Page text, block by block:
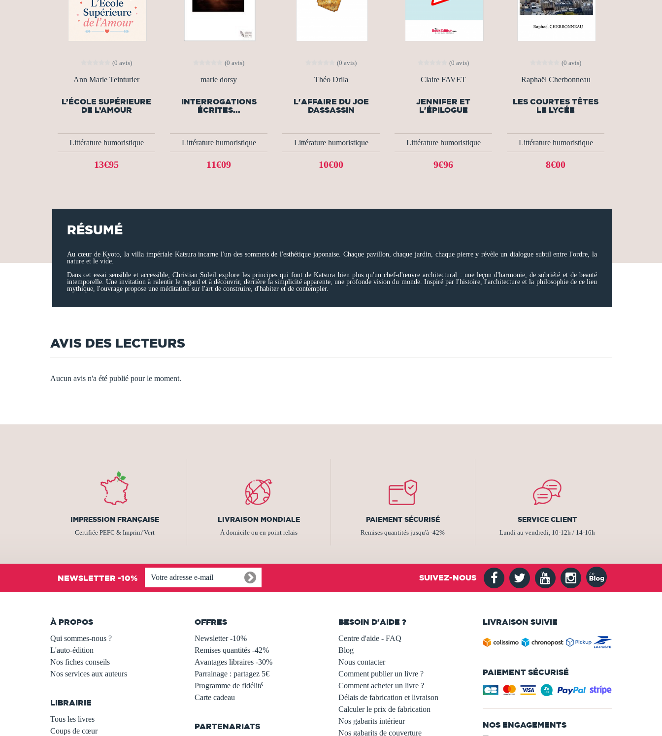
(0 avis)
Ann Marie Teinturier
L’ÉCOLE SUPÉRIEURE
DE L’AMOUR
Littérature humoristique
13€95
(0 avis)
marie dorsy
INTERROGATIONS
ÉCRITES...
Littérature humoristique
11€09
(0 avis)
Théo Drila
L'AFFAIRE DU JOE
DASSASSIN
Littérature humoristique
10€00
(0 avis)
Claire FAVET
JENNIFER ET
L'ÉPILOGUE
Littérature humoristique
9€96
(0 avis)
Raphaël Cherbonneau
LES COURTES TÊTES
LE LYCÉE
Littérature humoristique
8€00
RÉSUMÉ
Au cœur de Kyoto, la villa impériale Katsura incarne l'un des sommets de l'esthétique japonaise. Chaque pavillon, chaque jardin, chaque pierre y révèle un dialogue subtil entre l'ordre, la
nature et le vide.
Dans cet essai sensible et accessible, Christian Soleil explore les principes qui font de Katsura bien plus qu'un chef-d'œuvre architectural : une leçon d'harmonie, de sobriété et de beauté
intemporelle. Une invitation à ralentir le regard et à découvrir, derrière la simplicité apparente, une profonde vision du monde. Inspiré par l'histoire, l'architecture et la philosophie de ce lieu
mythique, l'ouvrage propose une méditation sur l'art de construire, d'habiter et de contempler.
AVIS DES LECTEURS
Aucun avis n'a été publié pour le moment.
IMPRESSION FRANÇAISE
Certifiée PEFC & Imprim’Vert
LIVRAISON MONDIALE
À domicile ou en point relais
PAIEMENT SÉCURISÉ
Remises quantités jusqu'à -42%
SERVICE CLIENT
Lundi au vendredi, 10-12h / 14-16h
NEWSLETTER -10% SUIVEZ-NOUS
À PROPOS
Qui sommes-nous ?
L'auto-édition
Nos fiches conseils
Nos services aux auteurs
LIBRAIRIE
Tous les livres
Coups de cœur
OFFRES
Newsletter -10%
Remises quantités -42%
Avantages libraires -30%
Parrainage : partagez 5€
Programme de fidélité
Carte cadeau
PARTENARIATS
BESOIN D'AIDE ?
Centre d'aide - FAQ
Blog
Nous contacter
Comment publier un livre ?
Comment acheter un livre ?
Délais de fabrication et livraison
Calculer le prix de fabrication
Nos gabarits intérieur
Nos gabarits de couverture
LIVRAISON SUIVIE
PAIEMENT SÉCURISÉ
NOS ENGAGEMENTS